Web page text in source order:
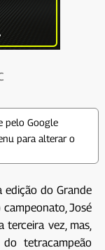
pelo Google
para alterar o
edição do Grande
campeonato, José
terceira vez, mas,
tetracampeão